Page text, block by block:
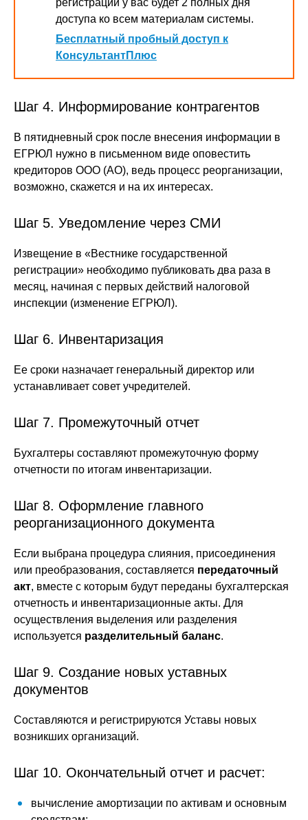
регистрации у вас будет 2 полных дня
доступа ко всем материалам системы.
Бесплатный пробный доступ к
КонсультантПлюс
Шаг 4. Информирование контрагентов
В пятидневный срок после внесения информации в
ЕГРЮЛ нужно в письменном виде оповестить
кредиторов ООО (АО), ведь процесс реорганизации,
возможно, скажется и на их интересах.
Шаг 5. Уведомление через СМИ
Извещение в «Вестнике государственной
регистрации» необходимо публиковать два раза в
месяц, начиная с первых действий налоговой
инспекции (изменение ЕГРЮЛ).
Шаг 6. Инвентаризация
Ее сроки назначает генеральный директор или
устанавливает совет учредителей.
Шаг 7. Промежуточный отчет
Бухгалтеры составляют промежуточную форму
отчетности по итогам инвентаризации.
Шаг 8. Оформление главного
реорганизационного документа
Если выбрана процедура слияния, присоединения
или преобразования, составляется передаточный
акт, вместе с которым будут переданы бухгалтерская
отчетность и инвентаризационные акты. Для
осуществления выделения или разделения
используется разделительный баланс.
Шаг 9. Создание новых уставных
документов
Составляются и регистрируются Уставы новых
возникших организаций.
Шаг 10. Окончательный отчет и расчет:
вычисление амортизации по активам и основным